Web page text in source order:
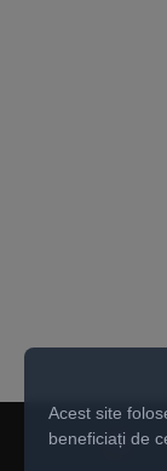
Acest site
beneficiați de